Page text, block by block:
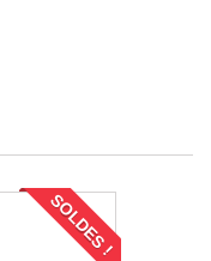
SOLDES !